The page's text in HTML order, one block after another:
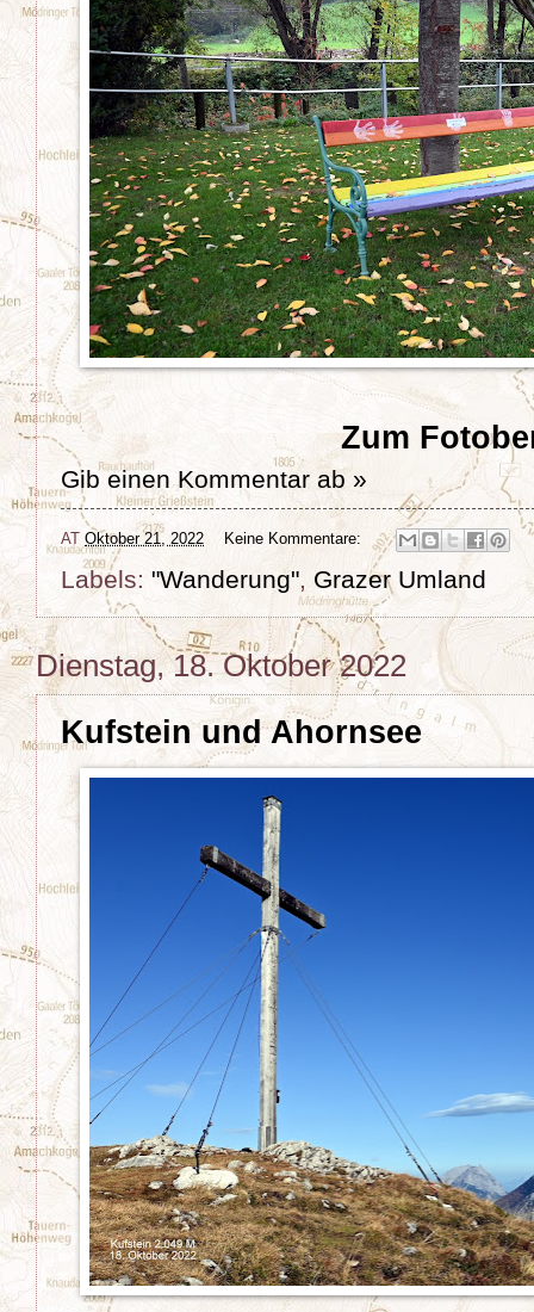
Zum
Gib einen Kommentar ab »
AT Oktober 21, 2022 Keine Kommentare:
Labels: "Wanderung", Grazer Umland
Dienstag, 18. Oktober 2022
Kufstein und Ahornsee